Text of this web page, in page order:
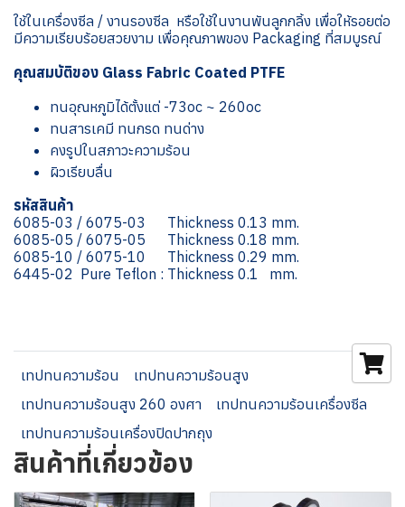
ใช้ในเครื่องซีล / งานรองซีล หรือใช้ในงานพันลูกกลิ้ง เพื่อให้รอยต่อ
มีความเรียบร้อยสวยงาม เพื่อคุณภาพของ Packaging ที่สมบูรณ์
คุณสมบัติของ Glass Fabric Coated PTFE
ทนอุณหภูมิได้ตั้งแต่ -73oc ~ 260oc
ทนสารเคมี ทนกรด ทนด่าง
คงรูปในสภาวะความร้อน
ผิวเรียบลื่น
รหัสสินค้า
6085-03 / 6075-03 Thickness 0.13 mm.
6085-05 / 6075-05 Thickness 0.18 mm.
6085-10 / 6075-10 Thickness 0.29 mm.
6445-02 Pure Teflon : Thickness 0.1 mm.
เทปทนความร้อน
เทปทนความร้อนสูง
เทปทนความร้อนสูง 260 องศา
เทปทนความร้อนเครื่องซีล
เทปทนความร้อนเครื่องปิดปากถุง
สินค้าที่เกี่ยวข้อง